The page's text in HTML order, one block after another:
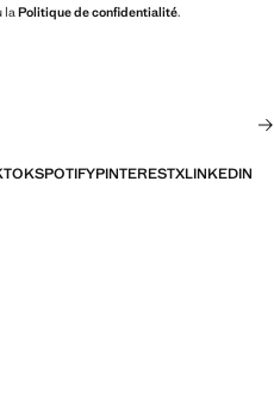
la Politique de confidentialité.
SPOTIFYPINTERESTXLINKEDIN